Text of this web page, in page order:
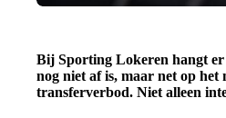
Bij Sporting Lokeren hangt er
nog niet af is, maar net op het
transferverbod. Niet alleen